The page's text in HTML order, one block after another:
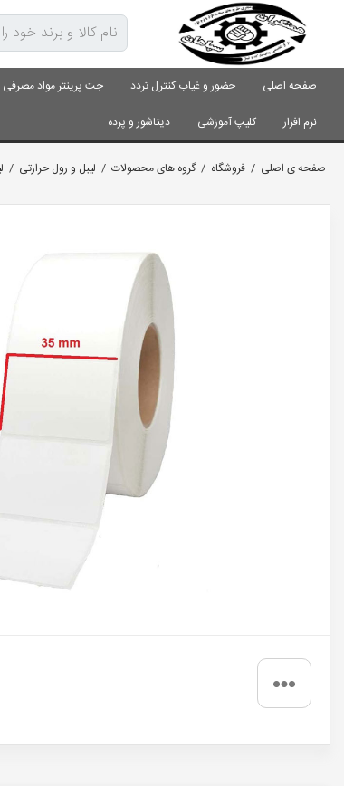
صفحه اصلی حضور و غیاب کنترل تردد جت پرینتر مواد مصرفی
نرم افزار
کلیپ آموزشی دیتاشور و پرده
صفحه ی اصلی / فروشگاه /گروه های محصولات / لیبل و رول حرارتی /